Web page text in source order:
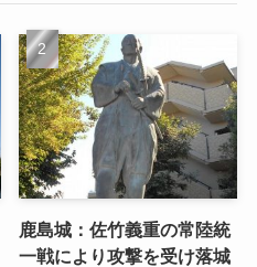
鹿島城：佐竹義重の常陸統
一戦により攻撃を受け落城